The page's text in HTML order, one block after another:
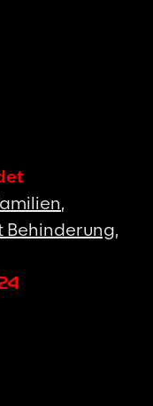
,
Behinderung,